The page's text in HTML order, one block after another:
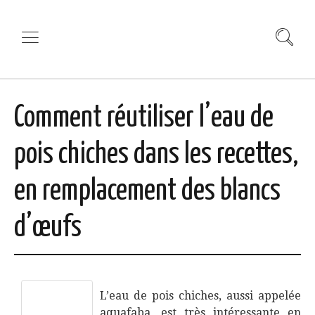
Comment réutiliser l’eau de
pois chiches dans les recettes,
en remplacement des blancs
d’œufs
L’eau de pois chiches, aussi appelée